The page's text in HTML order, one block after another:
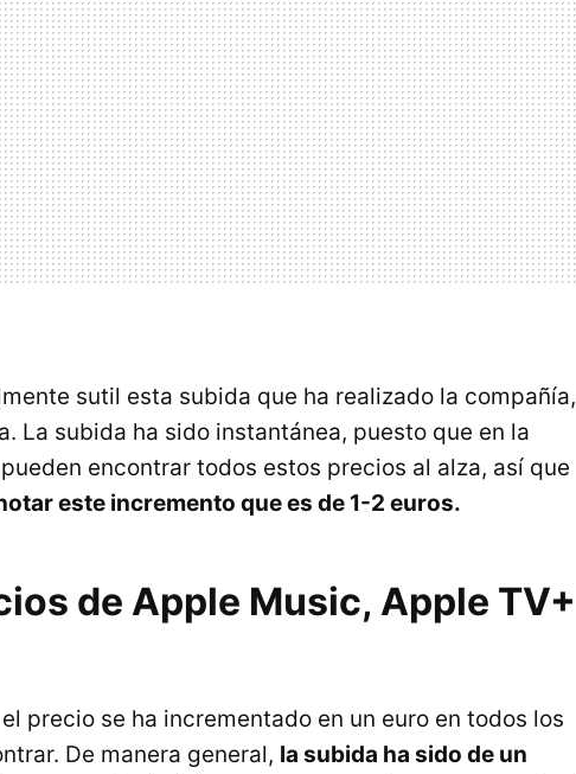
sutil esta subida que ha realizado la compañía,
La subida ha sido instantánea, puesto que en la
encontrar todos estos precios al alza, así que
este incremento que es de 1-2 euros.
de Apple Music, Apple TV+
precio se ha incrementado en un euro en todos los
De manera general, la subida ha sido de un